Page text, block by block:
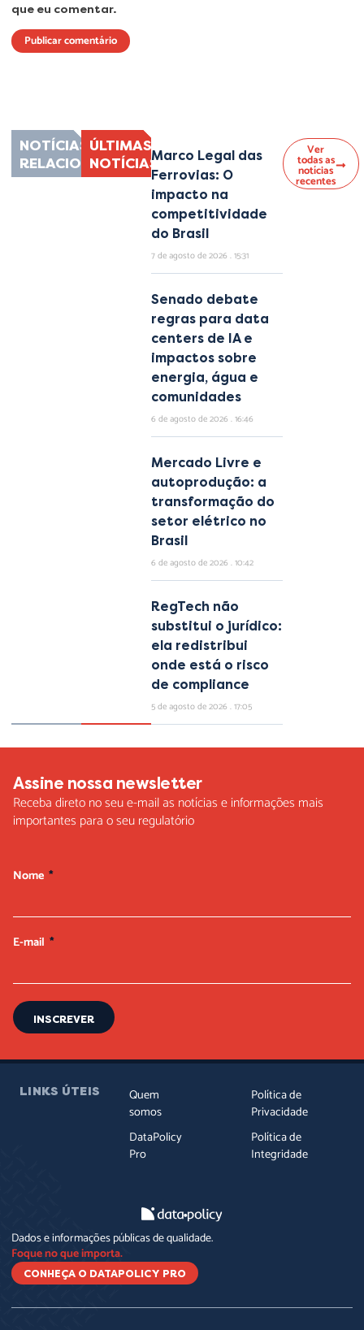
que eu comentar.
NOTÍCIAS
RELACIONADAS
ÚLTIMAS
NOTÍCIASMarco Legal das
Ferrovias: O
impacto na
competitividade
do Brasil
7 de agosto de 2026 15:31
Senado debate
regras para data
centers de IA e
impactos sobre
energia, água e
comunidades
6 de agosto de 2026 16:46
Mercado Livre e
autoprodução: a
transformação do
setor elétrico no
Brasil
6 de agosto de 2026 10:42
RegTech não
substitui o jurídico:
ela redistribui
onde está o risco
de compliance
5 de agosto de 2026 17:05
Ver
todas as
notícias
recentes
Assine nossa newsletter
Receba direto no seu e-mail as notícias e informações mais
importantes para o seu regulatório
Nome
E-mail
INSCREVER
LINKS ÚTEIS
Quem
somos
DataPolicy
Pro
Política de
Privacidade
Política de
Integridade
Dados e informações públicas de qualidade.
Foque no que importa.
CONHEÇA O DATAPOLICY PRO